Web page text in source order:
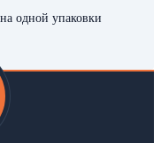
одной упаковки